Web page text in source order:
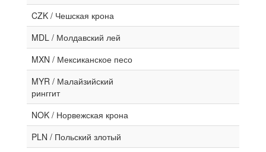
CZK / Чешская крона
MDL / Молдавский лей
MXN / Мексиканское песо
MYR / Малайзийский
ринггит
NOK / Норвежская крона
PLN / Польский злотый